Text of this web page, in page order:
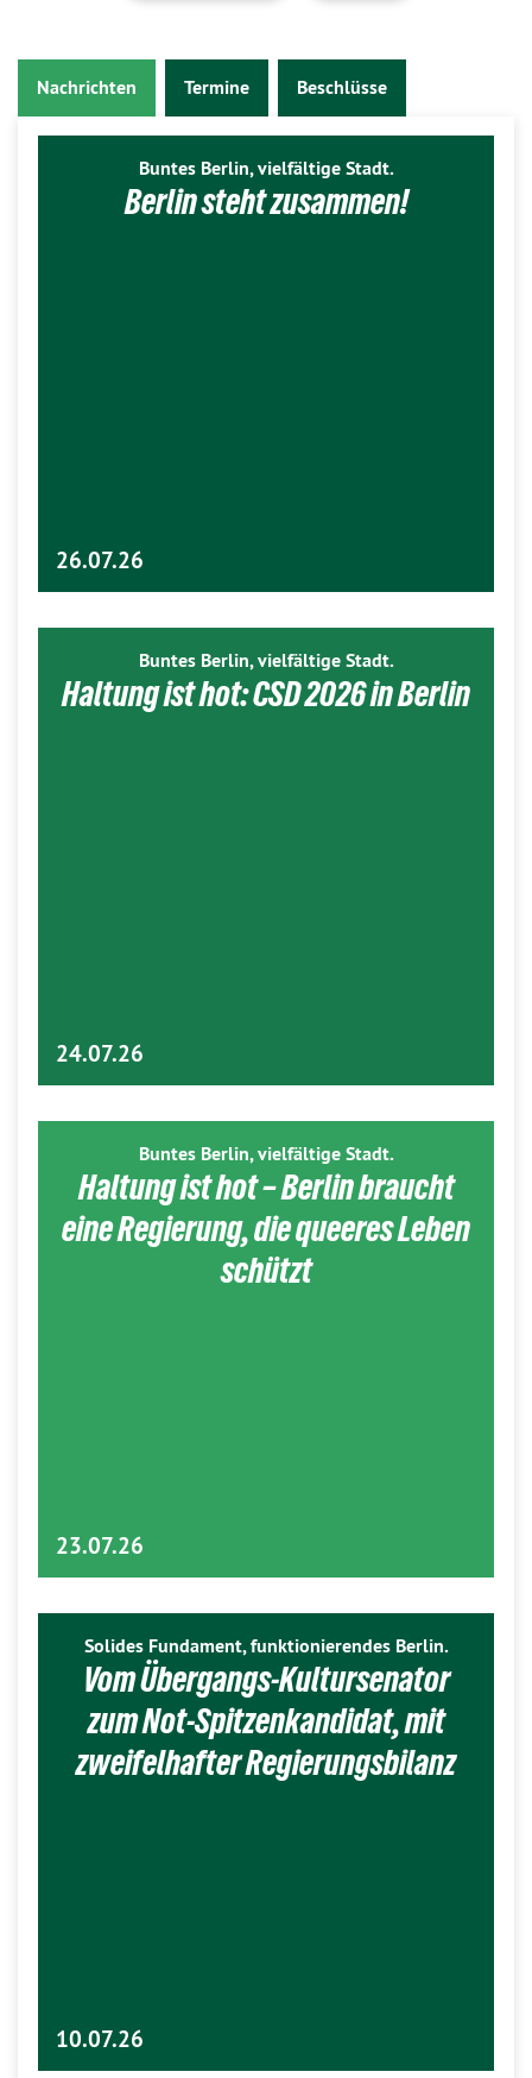
Nachrichten Termine Beschlüsse
Buntes Berlin, vielfältige Stadt.
Berlin steht zusammen!
26.07.26
Buntes Berlin, vielfältige Stadt.
Haltung ist hot: CSD 2026 in Berlin
24.07.26
Buntes Berlin, vielfältige Stadt.
Haltung ist hot – Berlin braucht
eine Regierung, die queeres Leben
schützt
23.07.26
Solides Fundament, funktionierendes Berlin.
Vom Übergangs-Kultursenator
zum Not-Spitzenkandidat, mit
zweifelhafter Regierungsbilanz
10.07.26